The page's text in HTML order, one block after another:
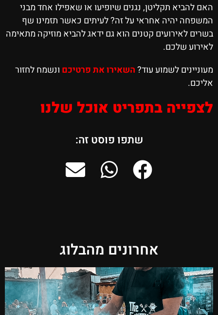
האם להביא תקליטן, נגנים שיופיעו או שאפילו אחד מבני
המשפחה יהיה אחראי על זה? לעיתים כאשר תזמינו שף
בשרים לאירועים קטנים הוא גם ידאג להביא מוזיקה מתאימה
לאירוע שלכם.
מעוניינים לשמוע עוד?השאירו את פרטיכם ונשמח לחזור
אליכם.
לצפייה בתפריט אוכל שלנו
שתפו פוסט זה:
אחרונים מהבלוג